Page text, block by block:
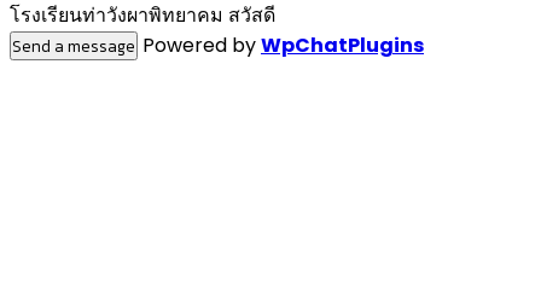
โรงเรียนท่าวังผาพิทยาคม สวัสดี
Send a message Powered byWpChatPlugins